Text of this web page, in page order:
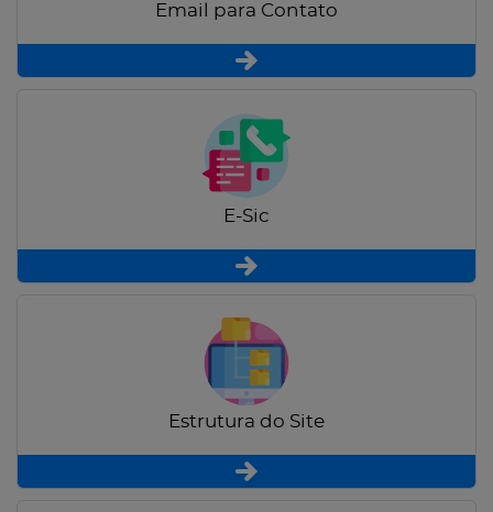
Email para Contato
E-Sic
Estrutura do Site